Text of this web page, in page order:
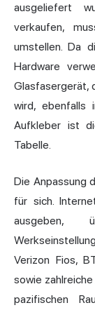
ausgeliefert
verkaufen,
umstellen. Da
Hardware
Glasfasergerät,
wird, ebenfalls
Aufkleber ist
Tabelle.
Die Anpassung
für sich.
ausgeben,
Verizon Fios,
sowie
pazifischen